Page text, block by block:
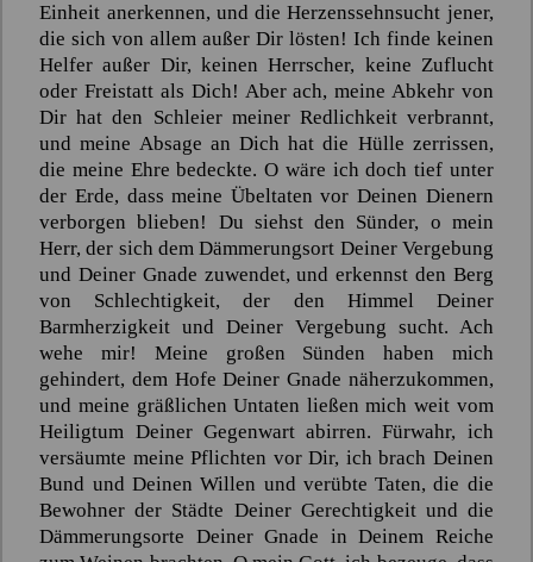
Einheit anerkennen, und die Herzenssehnsucht jener,
die sich von allem außer Dir lösten! Ich finde keinen
Helfer außer Dir, keinen Herrscher, keine Zuflucht
oder Freistatt als Dich! Aber ach, meine Abkehr von
Dir hat den Schleier meiner Redlichkeit verbrannt,
und meine Absage an Dich hat die Hülle zerrissen,
die meine Ehre bedeckte. O wäre ich doch tief unter
der Erde, dass meine Übeltaten vor Deinen Dienern
verborgen blieben! Du siehst den Sünder, o mein
Herr, der sich dem Dämmerungsort Deiner Vergebung
und Deiner Gnade zuwendet, und erkennst den Berg
von Schlechtigkeit, der den Himmel Deiner
Barmherzigkeit und Deiner Vergebung sucht. Ach
wehe mir! Meine großen Sünden haben mich
gehindert, dem Hofe Deiner Gnade näherzukommen,
und meine gräßlichen Untaten ließen mich weit vom
Heiligtum Deiner Gegenwart abirren. Fürwahr, ich
versäumte meine Pflichten vor Dir, ich brach Deinen
Bund und Deinen Willen und verübte Taten, die die
Bewohner der Städte Deiner Gerechtigkeit und die
Dämmerungsorte Deiner Gnade in Deinem Reiche